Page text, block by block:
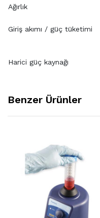
Ağırlık
Giriş akımı / güç tüketimi
Harici güç kaynağı
Benzer Ürünler